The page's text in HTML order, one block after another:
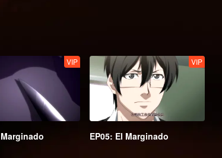
VIP VIP
EP05: El Marginado